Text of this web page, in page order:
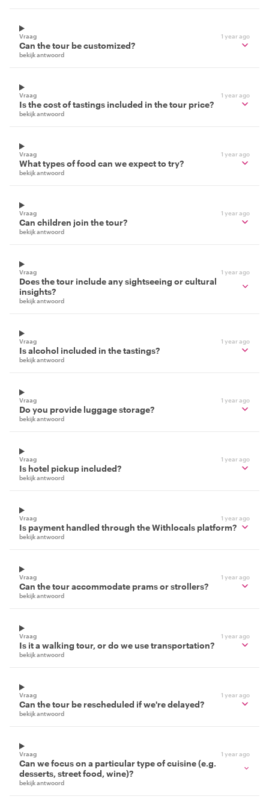
Vraag 1 year ago
Can the tour be customized?
bekijk antwoord
Vraag 1 year ago
Is the cost of tastings included in the tour price?
bekijk antwoord
Vraag 1 year ago
What types of food can we expect to try?
bekijk antwoord
Vraag 1 year ago
Can children join the tour?
bekijk antwoord
Vraag 1 year ago
Does the tour include any sightseeing or cultural
insights?
bekijk antwoord
Vraag 1 year ago
Is alcohol included in the tastings?
bekijk antwoord
Vraag 1 year ago
Do you provide luggage storage?
bekijk antwoord
Vraag 1 year ago
Is hotel pickup included?
bekijk antwoord
Vraag 1 year ago
Is payment handled through the Withlocals platform?
bekijk antwoord
Vraag 1 year ago
Can the tour accommodate prams or strollers?
bekijk antwoord
Vraag 1 year ago
Is it a walking tour, or do we use transportation?
bekijk antwoord
Vraag 1 year ago
Can the tour be rescheduled if we're delayed?
bekijk antwoord
Vraag 1 year ago
Can we focus on a particular type of cuisine (e.g.
desserts, street food, wine)?
bekijk antwoord